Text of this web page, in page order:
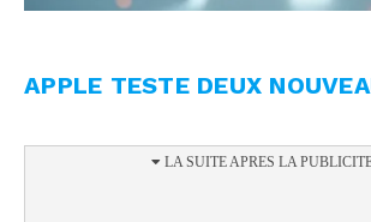
APPLE TESTE DEUX